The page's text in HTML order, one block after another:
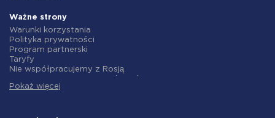
Integracja Notion
Integracja AWeber
Integracja Asana
Integracja ZOHO CRM
Integracja Webhooks
Integracja GetResponse
Integracja WooCommerce
Integracja Pipedrive
Integracja Instasent
Integracja AtomPark
Integracja TXTImpact
Integracja Campaign Monitor
Integracja CM.com
Integracja D7 Networks
Integracja SMSGlobal
Ważne strony
Warunki korzystania
Polityka prywatności
Program partnerski
Taryfy
Nie współpracujemy z Rosją
polityka zwrotów
Pokaż więcej